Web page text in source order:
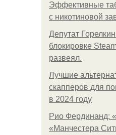
Эффективные
с никотиновой
Депутат
блокировке
развеял.
Лучшие
скапперов для
в 2024 году
Рио Фердинанд:
«Манчестера